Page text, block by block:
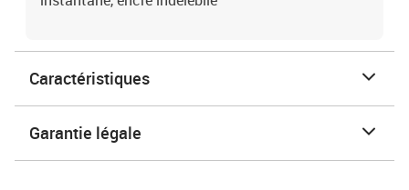
Caractéristiques
Garantie légale